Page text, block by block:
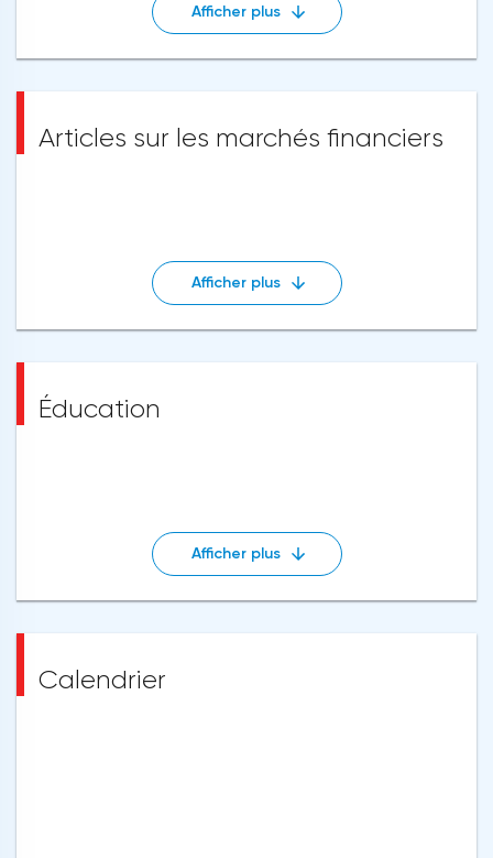
Afficher plus
Articles sur les marchés financiers
Afficher plus
Éducation
Afficher plus
Calendrier